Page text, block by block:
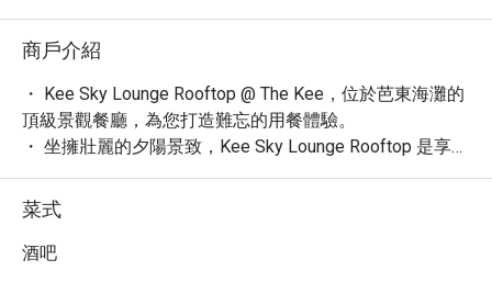
商戶介紹
・ Kee Sky Lounge Rooftop @ The Kee，位於芭東海灘的
頂級景觀餐廳，為您打造難忘的用餐體驗。
・ 坐擁壯麗的夕陽景致，Kee Sky Lounge Rooftop 是享受
精緻晚餐與創意調酒的理想場所。
・ 憑藉其新潮、高級的氛圍，這裡成為眾多遊客慶祝生
日、享用浪漫晚餐的首選，更以絕佳的日落景色與獨特調
酒贏得 4.5 星好評。
菜式
酒吧